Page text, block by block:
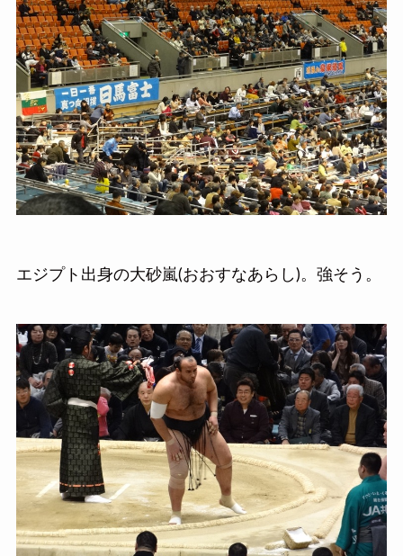
エジプト出身の大砂嵐(おおすなあらし)。強そう。